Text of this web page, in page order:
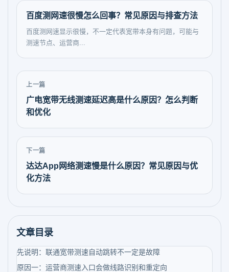
百度测网速很慢怎么回事？常见原因与排查方法
百度测网速显示很慢，不一定代表宽带本身有问题，可能与
测速节点、运营商...
上一篇
广电宽带无线测速延迟高是什么原因？怎么判断
和优化
下一篇
达达App网络测速慢是什么原因？常见原因与优
化方法
文章目录
先说明：联通宽带测速自动跳转不一定是故障
原因一：运营商测速入口会做线路识别和重定向